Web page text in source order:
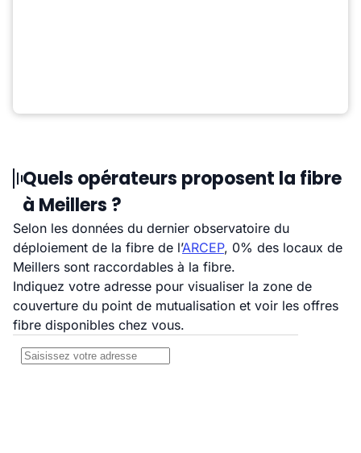
Quels opérateurs proposent la fibre
à Meillers ?
Selon les données du dernier observatoire du
déploiement de la fibre de l’ARCEP, 0% des locaux de
Meillers sont raccordables à la fibre.
Indiquez votre adresse pour visualiser la zone de
couverture du point de mutualisation et voir les offres
fibre disponibles chez vous.